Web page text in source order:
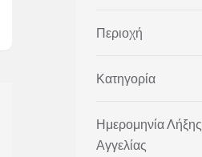
Περιοχή
Κατηγορία
Ημερομηνία Λήξης
Αγγελίας